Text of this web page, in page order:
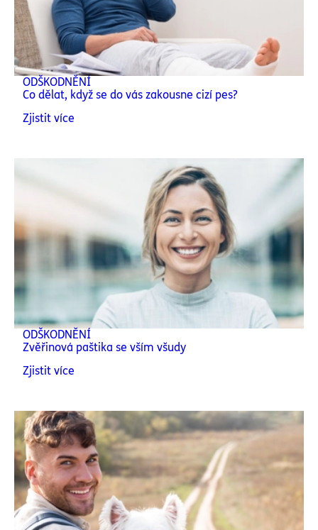
ODŠKODNĚNÍ
Co dělat, když se do vás zakousne cizí pes?
Zjistit více
ODŠKODNĚNÍ
Zvěřinová paštika se vším všudy
Zjistit více